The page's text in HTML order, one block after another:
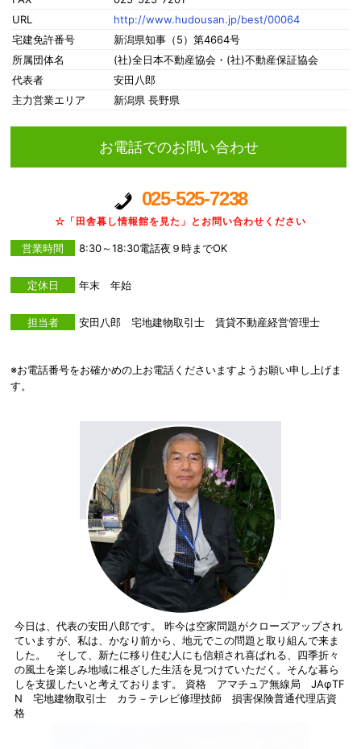
URL
http://www.hudousan.jp/best/00064
宅建免許番号
新潟県知事（5）第4664号
所属団体名
(社)全日本不動産協会・(社)不動産保証協会
代表者
安田八郎
主力営業エリア
新潟県 長野県
お電話でのお問い合わせ
025-525-7238
☆「田舎暮し情報館を見た」とお問い合わせください
営業時間 8:30～18:30電話夜９時までOK
定休日 年末 年始
担当者 安田八郎 宅地建物取引士 賃貸不動産経営管理士
※お電話番号をお確かめの上お電話くださいますようお願い申し上げま
す。
今日は、代表の安田八郎です。 昨今は空家問題がクローズアップされ
ていますが、私は、かなり前から、地元でこの問題と取り組んで来ま
した。 そして、新たに移り住む人にも信頼され喜ばれる、四季折々
の風土を楽しみ地域に根ざした生活を見つけていただく。そんな暮ら
しを支援したいと考えております。 資格 アマチュア無線局 JAφTF
N 宅地建物取引士 カラ－テレビ修理技師 損害保険普通代理店資
格